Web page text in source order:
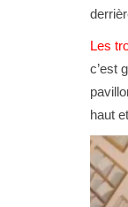
Les
c’est
haut